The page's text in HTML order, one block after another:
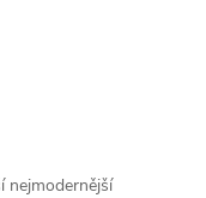
nejmodernější